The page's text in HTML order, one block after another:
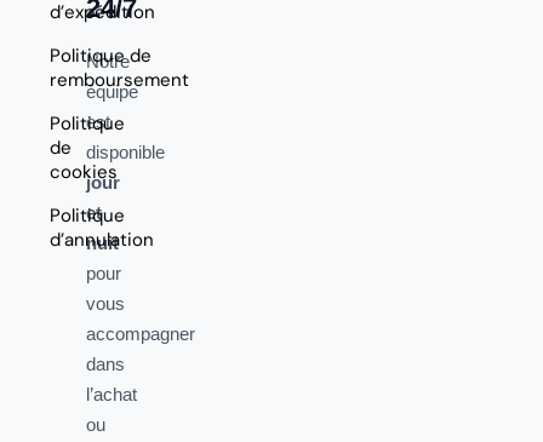
d’expédition
Politique de
remboursement
Politique
de
cookies
Politique
d’annulation
24/7
Notre
équipe
est
disponible
jour
et
nuit
pour
vous
accompagner
dans
l’achat
ou